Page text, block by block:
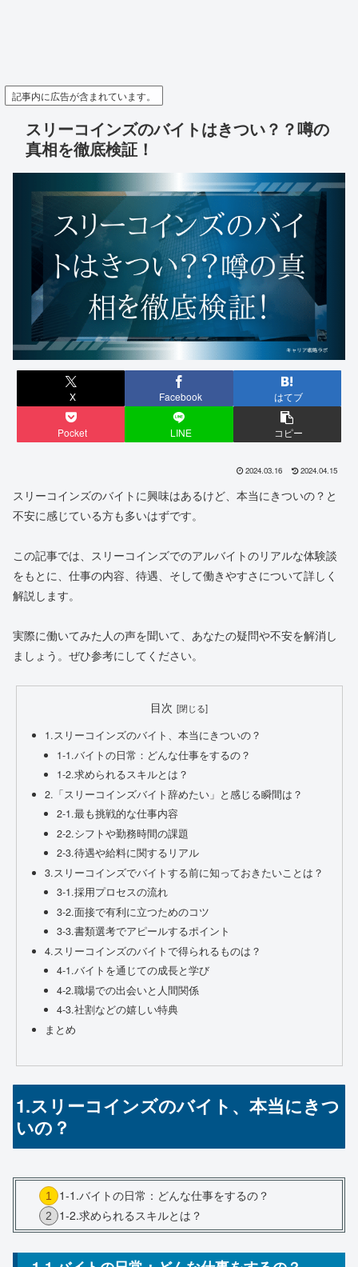
記事内に広告が含まれています。
スリーコインズのバイトはきつい？？噂の
真相を徹底検証！
X Facebook はてブ
Pocket LINE コピー
2024.03.16 2024.04.15
スリーコインズのバイトに興味はあるけど、本当にきついの？と
不安に感じている方も多いはずです。
この記事では、スリーコインズでのアルバイトのリアルな体験談
をもとに、仕事の内容、待遇、そして働きやすさについて詳しく
解説します。
実際に働いてみた人の声を聞いて、あなたの疑問や不安を解消し
ましょう。ぜひ参考にしてください。
目次
1.スリーコインズのバイト、本当にきついの？
1-1.バイトの日常：どんな仕事をするの？
1-2.求められるスキルとは？
2.「スリーコインズバイト辞めたい」と感じる瞬間は？
2-1.最も挑戦的な仕事内容
2-2.シフトや勤務時間の課題
2-3.待遇や給料に関するリアル
3.スリーコインズでバイトする前に知っておきたいことは？
3-1.採用プロセスの流れ
3-2.面接で有利に立つためのコツ
3-3.書類選考でアピールするポイント
4.スリーコインズのバイトで得られるものは？
4-1.バイトを通じての成長と学び
4-2.職場での出会いと人間関係
4-3.社割などの嬉しい特典
まとめ
1.スリーコインズのバイト、本当にきつ
いの？
1-1.バイトの日常：どんな仕事をするの？
1-2.求められるスキルとは？